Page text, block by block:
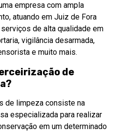
empresa com ampla
atuando em Juiz de Fora
de alta qualidade em
vigilância desarmada,
e muito mais.
de
de limpeza consiste na
especializada para realizar
em um determinado